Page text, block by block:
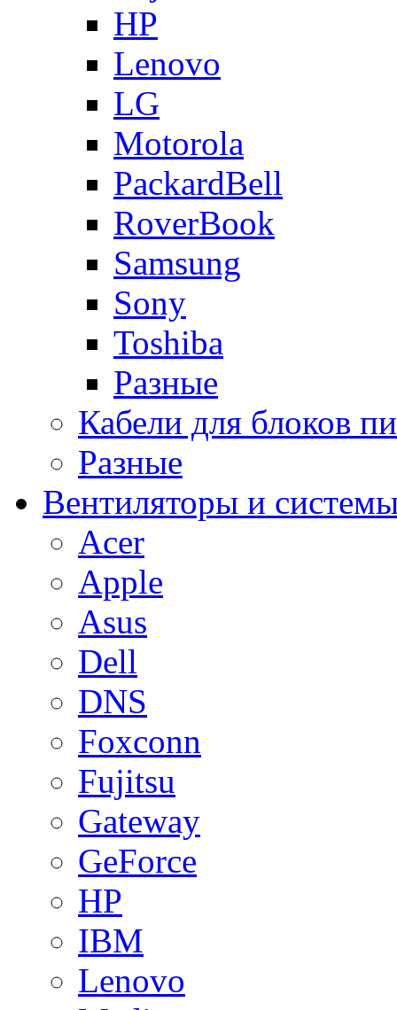
HP
Lenovo
LG
Motorola
PackardBell
RoverBook
Samsung
Sony
Toshiba
Разные
Кабели для блоков
Разные
Вентиляторы и
Acer
Apple
Asus
Dell
DNS
Foxconn
Fujitsu
Gateway
GeForce
HP
IBM
Lenovo